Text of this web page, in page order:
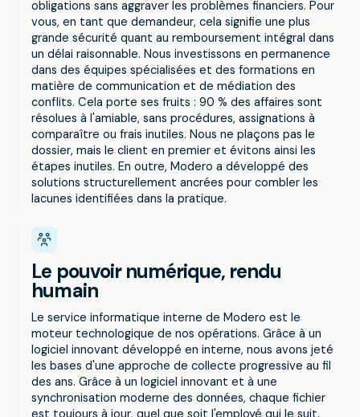
obligations sans aggraver les problèmes financiers. Pour
vous, en tant que demandeur, cela signifie une plus
grande sécurité quant au remboursement intégral dans
un délai raisonnable. Nous investissons en permanence
dans des équipes spécialisées et des formations en
matière de communication et de médiation des
conflits. Cela porte ses fruits : 90 % des affaires sont
résolues à l'amiable, sans procédures, assignations à
comparaître ou frais inutiles. Nous ne plaçons pas le
dossier, mais le client en premier et évitons ainsi les
étapes inutiles. En outre, Modero a développé des
solutions structurellement ancrées pour combler les
lacunes identifiées dans la pratique.
Le pouvoir numérique, rendu
humain
Le service informatique interne de Modero est le
moteur technologique de nos opérations. Grâce à un
logiciel innovant développé en interne, nous avons jeté
les bases d'une approche de collecte progressive au fil
des ans. Grâce à un logiciel innovant et à une
synchronisation moderne des données, chaque fichier